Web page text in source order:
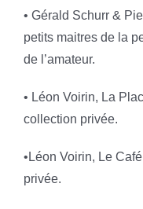
• Gérald Schurr &
petits maitres de la
de l’amateur.
• Léon Voirin, La
collection privée.
•Léon Voirin, Le
privée.